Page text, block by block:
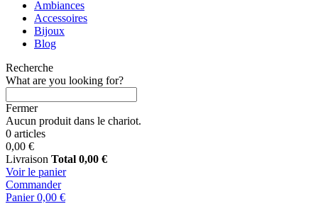
Ambiances
Accessoires
Bijoux
Blog
Recherche
What are you looking for?
Fermer
Aucun produit dans le chariot.
0 articles
0,00 €
Livraison Total 0,00 €
Voir le panier
Commander
Panier 0,00 €